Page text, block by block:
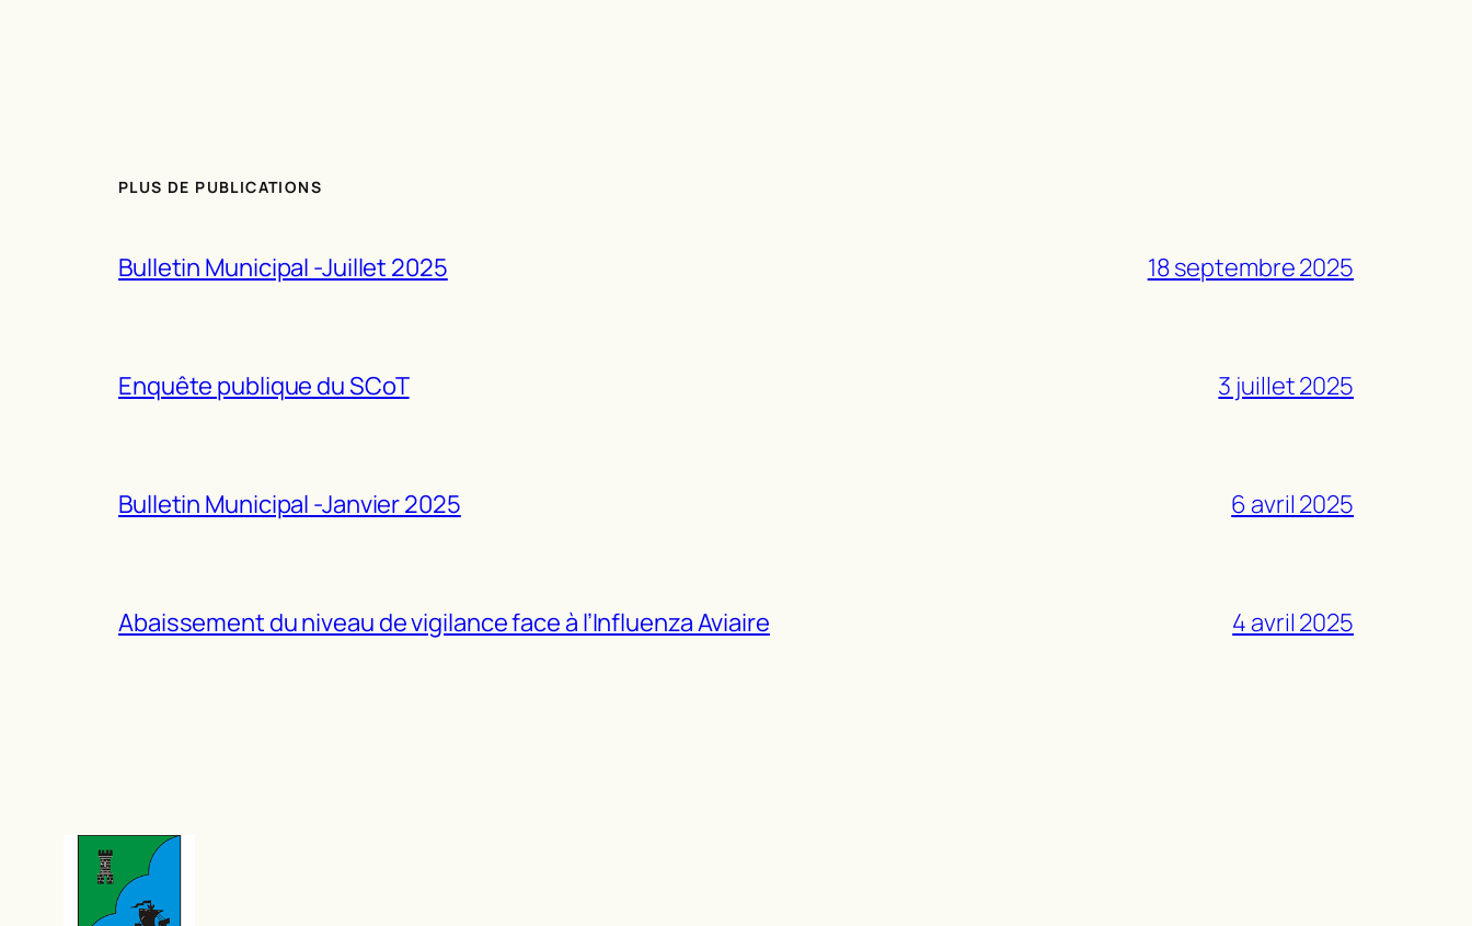
PLUS DE PUBLICATIONS
Bulletin Municipal -Juillet 2025 18 septembre 2025
Enquête publique du SCoT 3 juillet 2025
Bulletin Municipal -Janvier 2025 6 avril 2025
Abaissement du niveau de vigilance face à l’Influenza Aviaire 4 avril 2025